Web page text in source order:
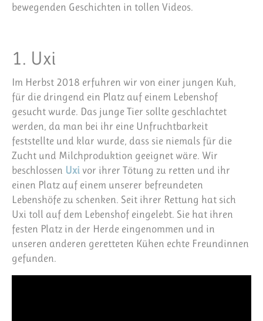
bewegenden Geschichten in tollen Videos.
1. Uxi
Im Herbst 2018 erfuhren wir von einer jungen Kuh,
für die dringend ein Platz auf einem Lebenshof
gesucht wurde. Das junge Tier sollte geschlachtet
werden, da man bei ihr eine Unfruchtbarkeit
feststellte und klar wurde, dass sie niemals für die
Zucht und Milchproduktion geeignet wäre. Wir
beschlossen Uxi vor ihrer Tötung zu retten und ihr
einen Platz auf einem unserer befreundeten
Lebenshöfe zu schenken. Seit ihrer Rettung hat sich
Uxi toll auf dem Lebenshof eingelebt. Sie hat ihren
festen Platz in der Herde eingenommen und in
unseren anderen geretteten Kühen echte Freundinnen
gefunden.